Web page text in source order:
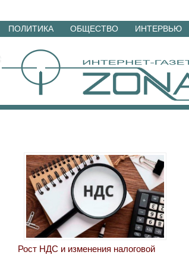
Перейти
материалам
ПОЛИТИКА ОБЩЕСТВО ИНТЕРВЬЮ
Рост НДС и изменения налоговой